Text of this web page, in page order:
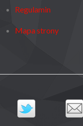
Regulamin
Mapa strony